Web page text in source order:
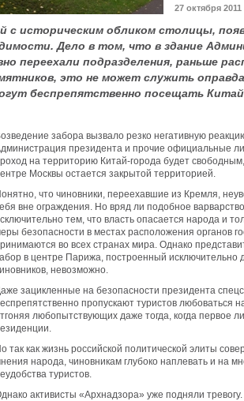
27 октября 2011
с историческим обликом столицы,
Дело в том, что в здание
переехали подразделения, раньше
это не может служить
беспрепятственно посещать
забора вызвало резко негативную
президента и прочие официальные
на территорию Китай-города будет
Москвы остается закрытой территорией.
что чиновники, переехавшие из Кремля,
вне ограждения. Но вряд ли подобное
тем, что власть опасается народа и
безопасности в местах расположения органов
во всех странах мира. Однако
в центре Парижа, построенный исключительно
невозможно.
зацикленные на безопасности президента
пропускают туристов любоваться
любопытствующих даже тогда, когда первое
так как жизнь российской политической элиты
народа, чиновникам глубоко наплевать и на
туристов.
активисты «Архнадзора» уже подняли